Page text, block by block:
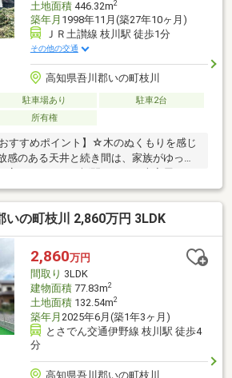
土地面積446.32m2
築年月 1998年11月(築27年10ヶ月)
ＪＲ土讃線 枝川駅 徒歩1分
その他の交通
高知県吾川郡いの町枝川
駐車場あり
駐車2台
所有権
すめポイント】☆木のぬくもりを感じ
感のある天井と続き間は、家族がゆった
れており、長く大切に住み継がれて き
宅としてはもちろん、部屋数の多さを活
としての活用も ご検討いただけます。
、JR・バス停・電停が徒歩3分圏内で便
便施設が身近に揃っており、毎日の買い
。【周辺環境】・枝川小学校1100ｍ（徒
2200ｍ（徒歩約28分）
いの町枝川 2,860万円 3LDK
2,860万円
間取り 3LDK
建物面積77.83m2
土地面積132.54m2
築年月 2025年6月(築1年3ヶ月)
とさでん交通伊野線 枝川駅 徒歩4
分
高知県吾川郡いの町枝川